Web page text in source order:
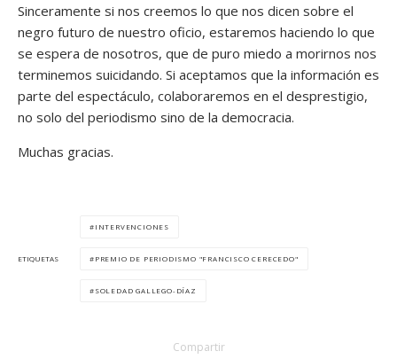
Sinceramente si nos creemos lo que nos dicen sobre el
negro futuro de nuestro oficio, estaremos haciendo lo que
se espera de nosotros, que de puro miedo a morirnos nos
terminemos suicidando. Si aceptamos que la información es
parte del espectáculo, colaboraremos en el desprestigio,
no solo del periodismo sino de la democracia.
Muchas gracias.
ETIQUETAS
INTERVENCIONES
PREMIO DE PERIODISMO "FRANCISCO CERECEDO"
SOLEDAD GALLEGO-DÍAZ
Compartir